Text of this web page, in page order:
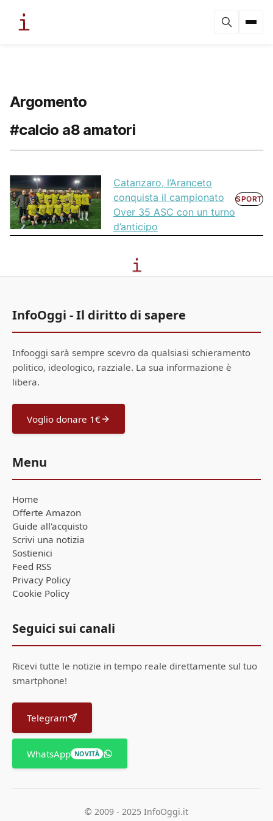
Argomento
#calcio a8 amatori
Catanzaro, l’Aranceto
conquista il campionato
Over 35 ASC con un turno
d’anticipo
SPORT
InfoOggi - Il diritto di sapere
Infooggi sarà sempre scevro da qualsiasi schieramento
politico, ideologico, razziale. La sua informazione è
libera.
Voglio donare 1€
Menu
Home
Offerte Amazon
Guide all'acquisto
Scrivi una notizia
Sostienici
Feed RSS
Privacy Policy
Cookie Policy
Seguici sui canali
Ricevi tutte le notizie in tempo reale direttamente sul tuo
smartphone!
Telegram
WhatsApp NOVITÀ
© 2009 - 2025 InfoOggi.it